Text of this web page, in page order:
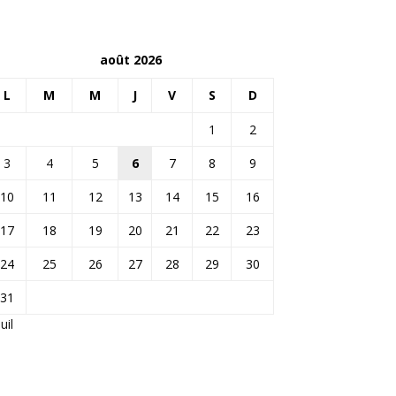
août 2026
L M M J V S D
1
2
3
4 5 6 7 8
9
10
11 12 13 14 15
16
17
18 19 20 21 22
23
24
25 26 27 28 29
30
31